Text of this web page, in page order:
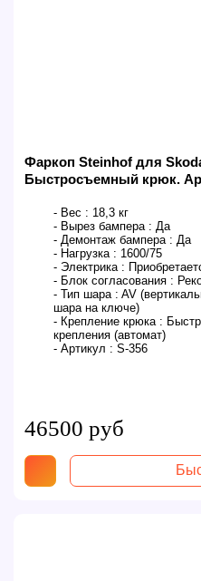
Фаркоп Steinhof для
Быстросъемный крюк.
- Вес : 18,3 кг
- Вырез бампера : Да
- Демонтаж бампера : Да
- Нагрузка : 1600/75
- Электрика :
- Блок согласования :
- Тип шара : AV
шара на ключе)
- Крепление крюка :
крепления (автомат)
- Артикул : S-356
46500 руб